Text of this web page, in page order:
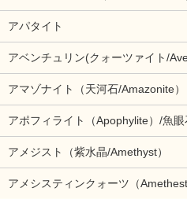
アパタイト
アベンチュリン(クォーツァイト/
アマゾナイト（天河石/Amazonite）
アポフィライト（Apophylite）/魚眼
アメジスト（紫水晶/Amethyst）
アメシスティンクォーツ（Amethest